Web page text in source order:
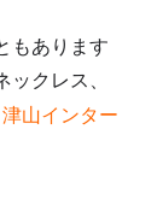
もあります
クレス、
山インター